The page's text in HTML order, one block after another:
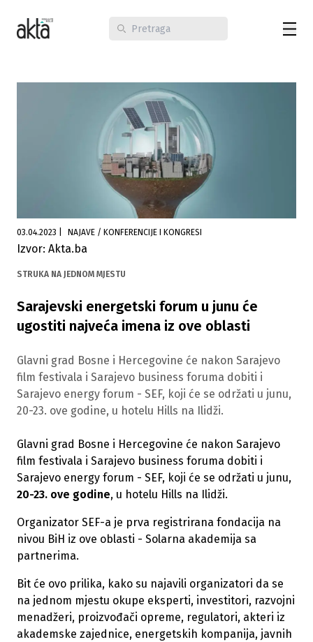
03.04.2023 NAJAVE / KONFERENCIJE I KONGRESI
Izvor: Akta.ba
STRUKA NA JEDNOM MJESTU
Sarajevski energetski forum u junu će
ugostiti najveća imena iz ove oblasti
Glavni grad Bosne i Hercegovine će nakon Sarajevo
film festivala i Sarajevo business foruma dobiti i
Sarajevo energy forum - SEF, koji će se održati u junu,
20-23. ove godine, u hotelu Hills na Ilidži.
Glavni grad Bosne i Hercegovine će nakon Sarajevo
film festivala i Sarajevo business foruma dobiti i
Sarajevo energy forum - SEF, koji će se održati u junu,
20-23. ove godine, u hotelu Hills na Ilidži.
Organizator SEF-a je prva registrirana fondacija na
nivou BiH iz ove oblasti - Solarna akademija sa
partnerima.
Bit će ovo prilika, kako su najavili organizatori da se
na jednom mjestu okupe eksperti, investitori, razvojni
menadžeri, proizvođači opreme, regulatori, akteri iz
akademske zajednice, energetskih kompanija, javnih